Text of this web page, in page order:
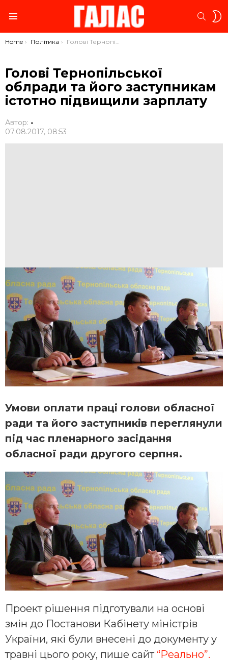
You are here:
Home Політика Голові Тернопільської облради та його заступникам істотно підвищили зарплату
Голові Тернопільської
облради та його заступникам
істотно підвищили зарплату
Автор: -
07.08.2017, 08:53
Умови оплати праці голови обласної
ради та його заступників переглянули
під час пленарного засідання
обласної ради другого серпня.
Проект рішення підготували на основі
змін до Постанови Кабінету міністрів
України, які були внесені до документу у
травні цього року, пише сайт “Реально”.